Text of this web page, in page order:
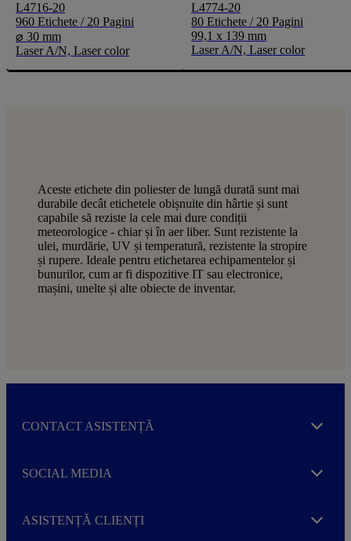
L4716-20
960 Etichete / 20 Pagini
⌀ 30 mm
Laser A/N, Laser color
L4774-20
80 Etichete / 20 Pagini
99,1 x 139 mm
Laser A/N, Laser color
Aceste etichete din poliester de lungă durată sunt mai
durabile decât etichetele obișnuite din hârtie și sunt
capabile să reziste la cele mai dure condiții
meteorologice - chiar și în aer liber. Sunt rezistente la
ulei, murdărie, UV și temperatură, rezistente la stropire
și rupere. Ideale pentru etichetarea echipamentelor și
bunurilor, cum ar fi dispozitive IT sau electronice,
mașini, unelte și alte obiecte de inventar.
CONTACT ASISTENȚĂ Expand
SOCIAL MEDIA Expand
ASISTENȚĂ CLIENȚI Expand